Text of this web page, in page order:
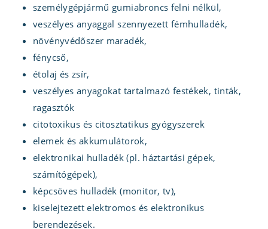
személygépjármű gumiabroncs felni nélkül,
veszélyes anyaggal szennyezett fémhulladék,
növényvédőszer maradék,
fénycső,
étolaj és zsír,
veszélyes anyagokat tartalmazó festékek, tinták,
ragasztók
citotoxikus és citosztatikus gyógyszerek
elemek és akkumulátorok,
elektronikai hulladék (pl. háztartási gépek,
számítógépek),
képcsöves hulladék (monitor, tv),
kiselejtezett elektromos és elektronikus
berendezések.